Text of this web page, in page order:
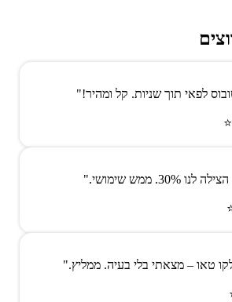
לפאי תוך שניות. קל ומהיר!"
ממש שימושי."
טאו – מצאתי בלי בעיה. ממליץ."